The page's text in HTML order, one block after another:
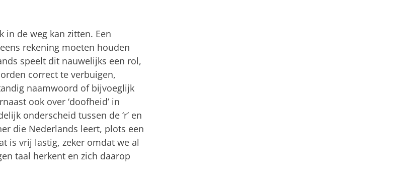
in de weg kan zitten. Een
rekening moeten houden
speelt dit nauwelijks een rol,
correct te verbuigen,
naamwoord of bijvoeglijk
ook over ‘doofheid’ in
onderscheid tussen de ‘r’ en
die Nederlands leert, plots een
is vrij lastig, zeker omdat we al
taal herkent en zich daarop